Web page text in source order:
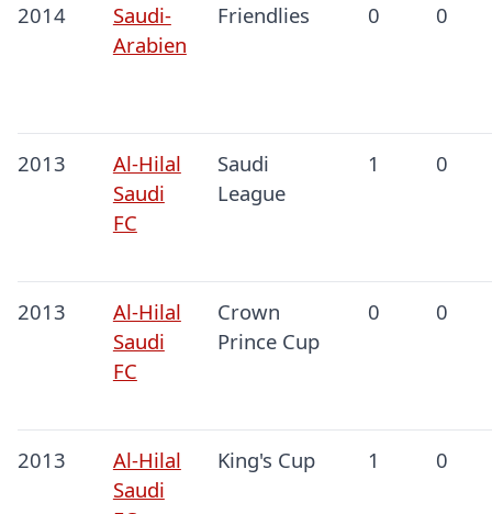
2014
Saudi-
Arabien
Friendlies 0 0
2013
Al-Hilal
Saudi
FC
Saudi
League
1 0
2013
Al-Hilal
Saudi
FC
Crown
Prince Cup
0 0
2013
Al-Hilal
Saudi
King's Cup 1 0